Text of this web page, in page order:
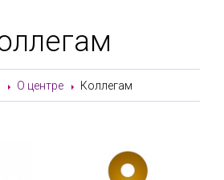
О центре Коллегам